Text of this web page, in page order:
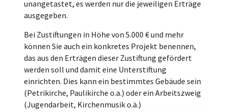
unangetastet, es werden nur die jeweiligen Erträge
ausgegeben.
Bei Zustiftungen in Höhe von 5.000 € und mehr
können Sie auch ein konkretes Projekt benennen,
das aus den Erträgen dieser Zustiftung gefördert
werden soll und damit eine Unterstiftung
einrichten. Dies kann ein bestimmtes Gebäude sein
(Petrikirche, Paulikirche o.a.) oder ein Arbeitszweig
(Jugendarbeit, Kirchenmusik o.ä.)